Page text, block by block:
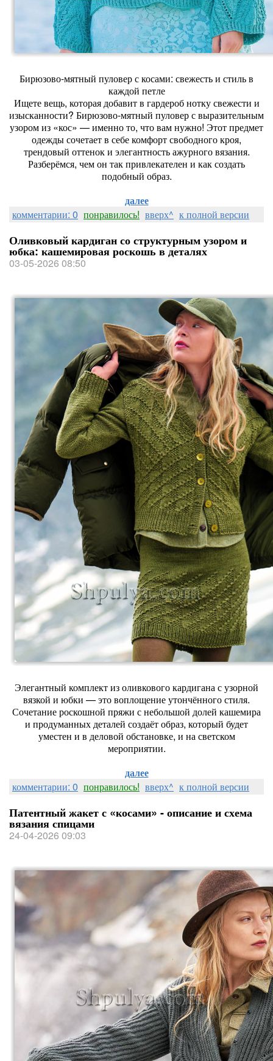
Бирюзово-мятный пуловер с косами: свежесть и стиль в
каждой петле
Ищете вещь, которая добавит в гардероб нотку свежести и
изысканности? Бирюзово-мятный пуловер с выразительным
узором из «кос» — именно то, что вам нужно! Этот предмет
одежды сочетает в себе комфорт свободного кроя,
трендовый оттенок и элегантность ажурного вязания.
Разберёмся, чем он так привлекателен и как создать
подобный образ.
далее
комментарии: 0 понравилось! вверх^ к полной версии
Оливковый кардиган со структурным узором и
юбка: кашемировая роскошь в деталях
03-05-2026 08:50
Элегантный комплект из оливкового кардигана с узорной
вязкой и юбки — это воплощение утончённого стиля.
Сочетание роскошной пряжи с небольшой долей кашемира
и продуманных деталей создаёт образ, который будет
уместен и в деловой обстановке, и на светском
мероприятии.
далее
комментарии: 0 понравилось! вверх^ к полной версии
Патентный жакет с «косами» - описание и схема
вязания спицами
24-04-2026 09:03